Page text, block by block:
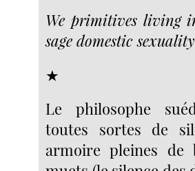
We primitives living
sage domestic
★
Le philosophe
toutes sortes de
armoire pleines de